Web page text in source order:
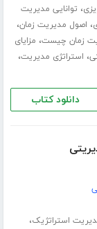
، توانایی مدیریت
، اصول مدیریت زمان،
زمان چیست، مزایای
، استراتژی مدیریت،
دانلود کتاب
استراتژیک،